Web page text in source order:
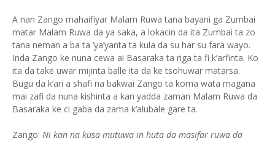
A nan Zango mahaifiyar Malam Ruwa tana bayani ga Zumbai
matar Malam Ruwa da ya saka, a lokacin da ita Zumbai ta zo
tana neman a ba ta ‘ya’yanta ta kula da su har su fara wayo.
Inda Zango ke nuna cewa ai Basaraka ta riga ta fi k’arfinta. Ko
ita da take uwar mijinta balle ita da ke tsohuwar matarsa.
Bugu da k’ari a shafi na bakwai Zango ta koma wata magana
mai zafi da nuna kishinta a kan yadda zaman Malam Ruwa da
Basaraka ke ci gaba da zama k’alubale gare ta.
Zango: Ni kan na kusa mutuwa in huta da masifar ruwa da